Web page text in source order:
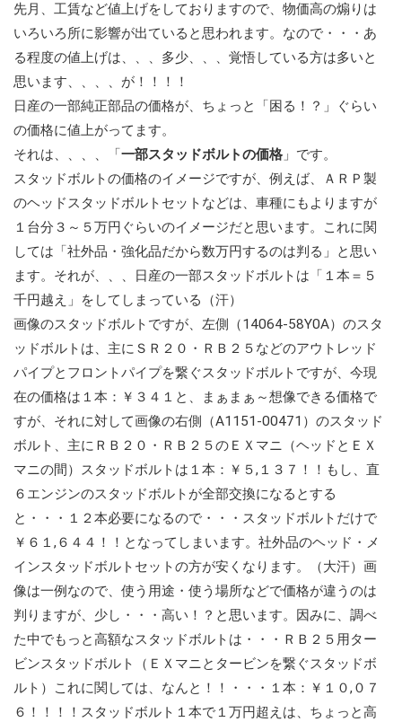
先月、工賃など値上げをしておりますので、物価高の煽りは
いろいろ所に影響が出ていると思われます。なので・・・あ
る程度の値上げは、、、多少、、、覚悟している方は多いと
思います、、、、が！！！！
日産の一部純正部品の価格が、ちょっと「困る！？」ぐらい
の価格に値上がってます。
それは、、、、「一部スタッドボルトの価格 」です。
スタッドボルトの価格のイメージですが、例えば、ＡＲＰ製
のヘッドスタッドボルトセットなどは、車種にもよりますが
１台分３～５万円ぐらいのイメージだと思います。これに関
しては「社外品・強化品だから数万円するのは判る」と思い
ます。それが、、、日産の一部スタッドボルトは「１本＝５
千円越え」をしてしまっている（汗）
画像のスタッドボルトですが、左側（14064-58Y0A）のスタ
ッドボルトは、主にＳＲ２０・ＲＢ２５などのアウトレッド
パイプとフロントパイプを繋ぐスタッドボルトですが、今現
在の価格は１本：￥３４１と、まぁまぁ～想像できる価格で
すが、それに対して画像の右側（A1151-00471）のスタッド
ボルト、主にＲＢ２０・ＲＢ２５のＥＸマニ（ヘッドとＥＸ
マニの間）スタッドボルトは１本：￥５,１３７！！もし、直
６エンジンのスタッドボルトが全部交換になるとする
と・・・１２本必要になるので・・・スタッドボルトだけで
￥６１,６４４！！となってしまいます。社外品のヘッド・メ
インスタッドボルトセットの方が安くなります。（大汗）画
像は一例なので、使う用途・使う場所などで価格が違うのは
判りますが、少し・・・高い！？と思います。因みに、調べ
た中でもっと高額なスタッドボルトは・・・ＲＢ２５用ター
ビンスタッドボルト（ＥＸマニとタービンを繋ぐスタッドボ
ルト）これに関しては、なんと！！・・・１本：￥１０,０７
６！！！！スタッドボルト１本で１万円超えは、ちょっと高